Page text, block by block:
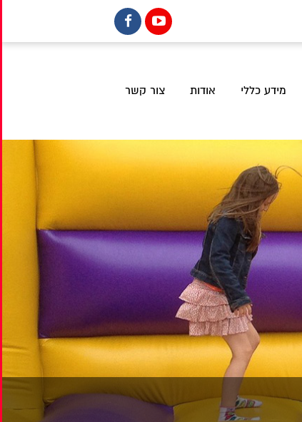
מידע כללי אודות צור קשר